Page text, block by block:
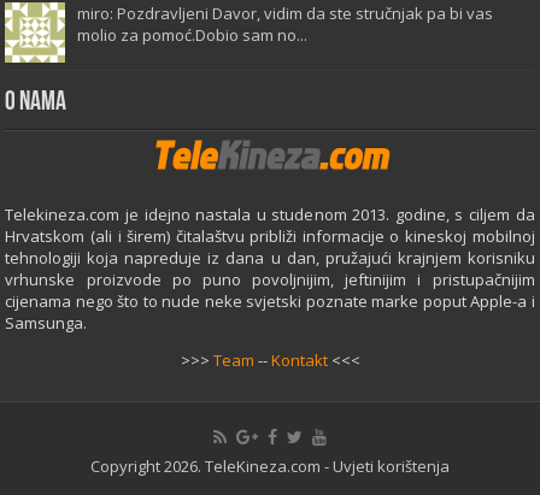
miro: Pozdravljeni Davor, vidim da ste stručnjak pa bi vas
molio za pomoć.Dobio sam no...
O Nama
Telekineza.com je idejno nastala u studenom 2013. godine, s ciljem da
Hrvatskom (ali i širem) čitalaštvu približi informacije o kineskoj mobilnoj
tehnologiji koja napreduje iz dana u dan, pružajući krajnjem korisniku
vrhunske proizvode po puno povoljnijim, jeftinijim i pristupačnijim
cijenama nego što to nude neke svjetski poznate marke poput Apple-a i
Samsunga.
>>> Team --Kontakt<<<
Copyright 2026. TeleKineza.com - Uvjeti korištenja